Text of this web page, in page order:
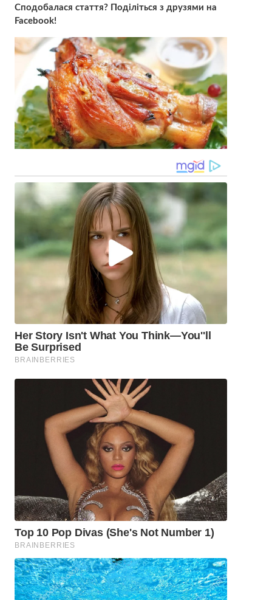
Сподобалася стаття? Поділіться з друзями на
Facebook!